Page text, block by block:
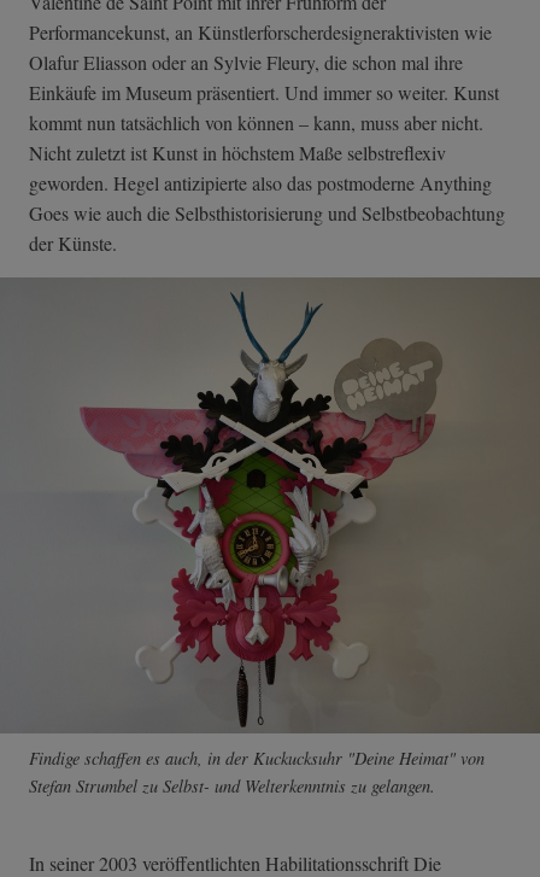
Performancekunst, an Künstlerforsche­rdesigneraktivi­sten wie
Olafur Eliasson oder an Sylvie Fleury, die schon mal ihre
Einkäufe im Museum präsentiert. Und immer so weiter. Kunst
kommt nun tatsächlich von können – kann, muss aber nicht.
Nicht zuletzt ist Kunst in höchstem Maße selbstreflexiv
geworden. Hegel antizipierte also das postmoderne Anything
Goes wie auch die Selbsthistorisierung und Selbstbeobachtung
der Künste.
Findige schaffen es auch, in der Kuckucksuhr "Deine Heimat" von
Stefan Strumbel zu Selbst- und Welterkenntnis zu gelangen.
In seiner 2003 veröffentlichten Habilitationsschrift Die